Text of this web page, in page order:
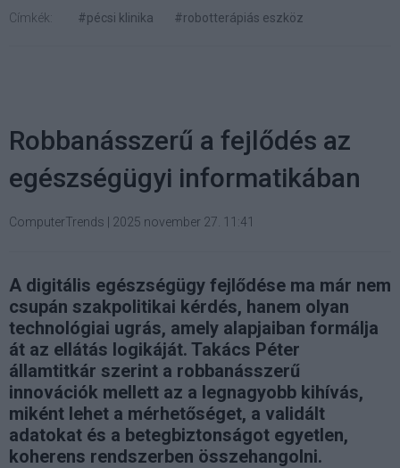
Címkék: #pécsi klinika #robotterápiás eszköz
Robbanásszerű a fejlődés az
egészségügyi informatikában
ComputerTrends 2025 november 27. 11:41
A digitális egészségügy fejlődése ma már nem
csupán szakpolitikai kérdés, hanem olyan
technológiai ugrás, amely alapjaiban formálja
át az ellátás logikáját. Takács Péter
államtitkár szerint a robbanásszerű
innovációk mellett az a legnagyobb kihívás,
miként lehet a mérhetőséget, a validált
adatokat és a betegbiztonságot egyetlen,
koherens rendszerben összehangolni.